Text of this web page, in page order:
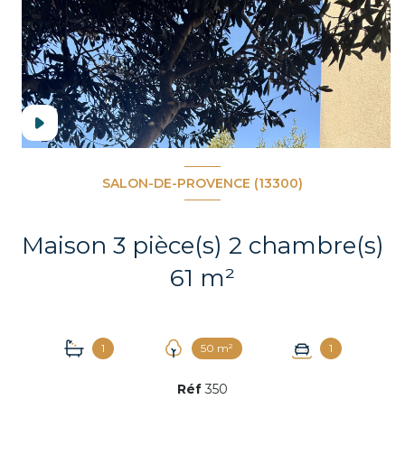
SALON-DE-PROVENCE (13300)
Maison 3 pièce(s) 2 chambre(s)
61 m²
1 50 m² 1
Réf350